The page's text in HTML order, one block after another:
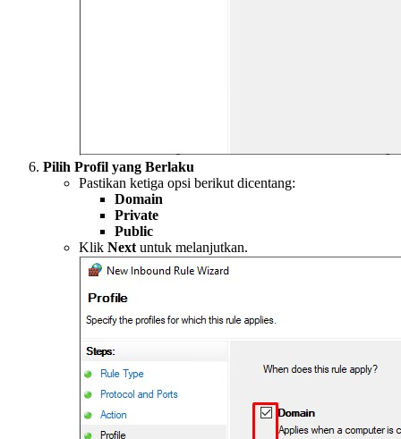
Pilih Profil yang Berlaku
Pastikan ketiga opsi berikut dicentang:
Domain
Private
Public
Klik Next untuk melanjutkan.